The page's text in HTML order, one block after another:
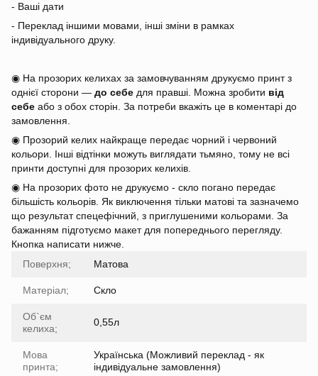
- Ваші дати
- Переклад іншими мовами, інші зміни в рамках
індивідуального друку.
◉ На прозорих келихах за замовчуванням друкуємо принт з
однієї сторони — до себе для правші. Можна зробити від
себе або з обох сторін. За потреби вкажіть це в коментарі до
замовлення.
◉ Прозорий келих найкраще передає чорний і червоний
кольори. Інші відтінки можуть виглядати тьмяно, тому не всі
принти доступні для прозорих келихів.
◉ На прозорих фото не друкуємо - скло погано передає
більшість кольорів. Як виключення тільки матові та зазначемо
що результат спецефічний, з приглушеними кольорами. За
бажанням підготуємо макет для попереднього перегляду.
Кнопка написати нижче.
Поверхня;
Матова
Матеріал; Скло
Об`єм
келиха;
0,55л
Мова
принта;
Українська (Можливий переклад - як
індивідуальне замовлення)